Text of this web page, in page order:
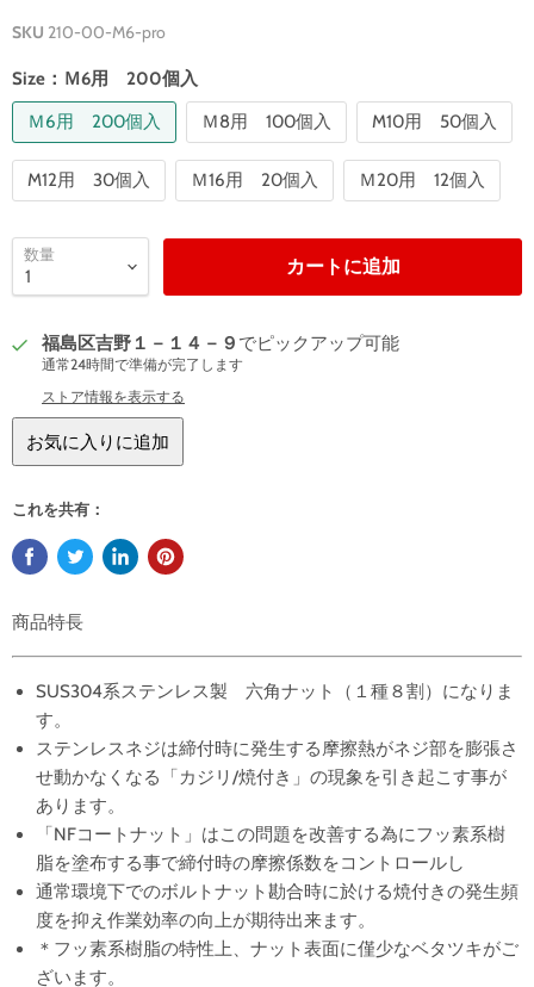
SKU 210-00-M6-pro
Size： Ｍ6用 200個入
Ｍ6用 200個入
Ｍ8用 100個入 M10用 50個入
M12用 30個入 Ｍ16用 20個入 Ｍ20用 12個入
数量
カートに追加
福島区吉野１－１４－９ でピックアップ可能
通常24時間で準備が完了します
ストア情報を表示する
お気に入りに追加
これを共有：
商品特長
SUS304系ステンレス製 六角ナット（１種８割）になりま
す。
ステンレスネジは締付時に発生する摩擦熱がネジ部を膨張さ
せ動かなくなる「カジリ/焼付き」の現象を引き起こす事が
あります。
「NFコートナット」はこの問題を改善する為にフッ素系樹
脂を塗布する事で締付時の摩擦係数をコントロールし
通常環境下でのボルトナット勘合時に於ける焼付きの発生頻
度を抑え作業効率の向上が期待出来ます。
＊フッ素系樹脂の特性上、ナット表面に僅少なベタツキがご
ざいます。